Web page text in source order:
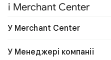
і Merchant Center
У Merchant Center
У Менеджері компанії